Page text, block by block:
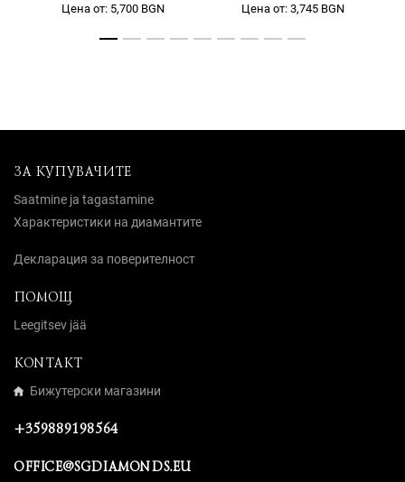
Цена от: 5,700 BGN
Цена от: 3,745 BGN
ЗА КУПУВАЧИТЕ
Saatmine ja tagastamine
Характеристики на диамантите
Декларация за поверителност
ПОМОЩ
Leegitsev jää
KONTAKT
Бижутерски магазини
+359889198564
OFFICE@SGDIAMONDS.EU